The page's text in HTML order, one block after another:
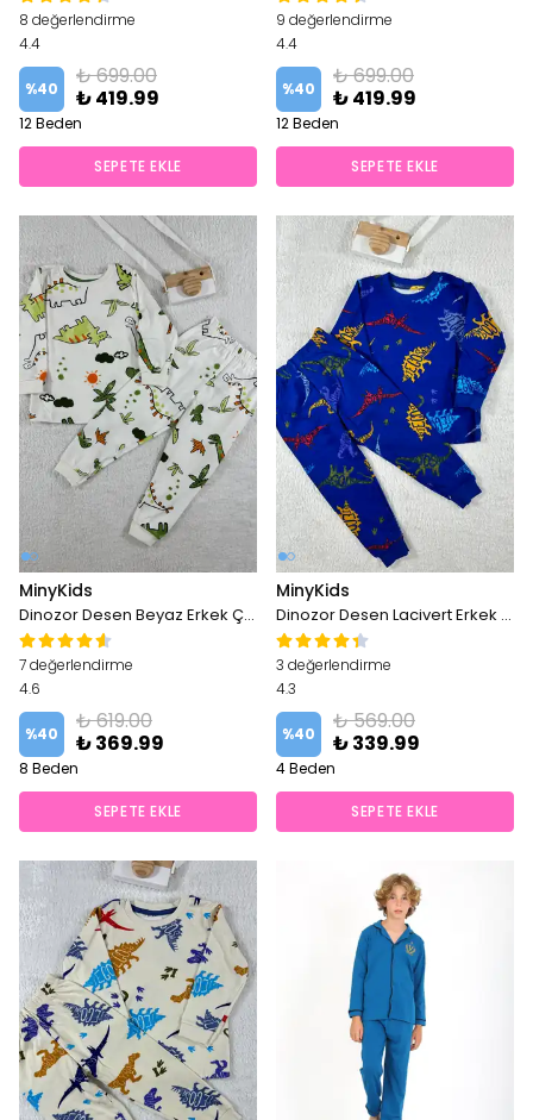
8 değerlendirme
4.4
%40
₺ 699.00
₺ 419.99
12 Beden
SEPETE EKLE
9 değerlendirme
4.4
%40
₺ 699.00
₺ 419.99
12 Beden
SEPETE EKLE
MinyKids
Dinozor Desen Beyaz Erkek Çocuk Pijama Takım
7 değerlendirme
4.6
%40
₺ 619.00
₺ 369.99
8 Beden
SEPETE EKLE
MinyKids
Dinozor Desen Lacivert Erkek Çocuk Pijama Takım
3 değerlendirme
4.3
%40
₺ 569.00
₺ 339.99
4 Beden
SEPETE EKLE